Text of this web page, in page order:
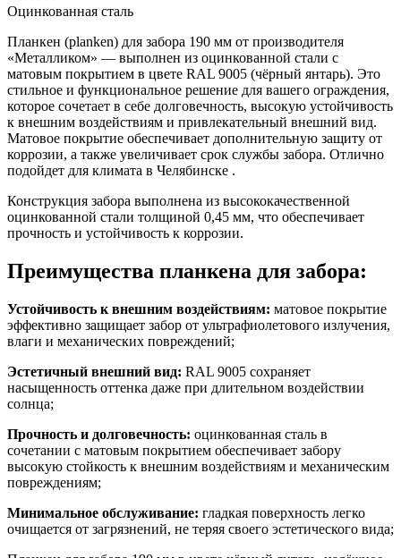
Оцинкованная сталь
Планкен (planken) для забора 190 мм от производителя
«Металликом» — выполнен из оцинкованной стали с
матовым покрытием в цвете RAL 9005 (чёрный янтарь). Это
стильное и функциональное решение для вашего ограждения,
которое сочетает в себе долговечность, высокую устойчивость
к внешним воздействиям и привлекательный внешний вид.
Матовое покрытие обеспечивает дополнительную защиту от
коррозии, а также увеличивает срок службы забора. Отлично
подойдет для климата в Челябинске .
Конструкция забора выполнена из высококачественной
оцинкованной стали толщиной 0,45 мм, что обеспечивает
прочность и устойчивость к коррозии.
Преимущества планкена для забора:
Устойчивость к внешним воздействиям: матовое покрытие
эффективно защищает забор от ультрафиолетового излучения,
влаги и механических повреждений;
Эстетичный внешний вид: RAL 9005 сохраняет
насыщенность оттенка даже при длительном воздействии
солнца;
Прочность и долговечность: оцинкованная сталь в
сочетании с матовым покрытием обеспечивает забору
высокую стойкость к внешним воздействиям и механическим
повреждениям;
Минимальное обслуживание: гладкая поверхность легко
очищается от загрязнений, не теряя своего эстетического вида;